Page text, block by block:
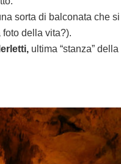
sorta di balconata che
della vita?).
ultima “stanza”